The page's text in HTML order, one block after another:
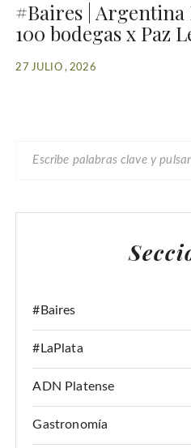
#Baires | Argentina
100 bodegas x Paz
27 JULIO , 2026
C
#Baires
#LaPlata
ADN Platense
Gastronomía